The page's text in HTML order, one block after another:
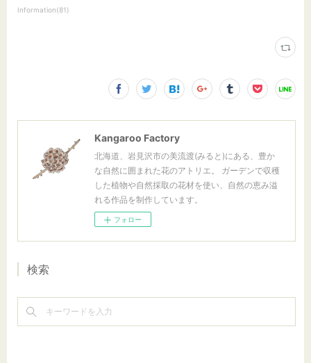
Information(81)
Kangaroo Factory
北海道、岩見沢市の美流渡(みると)にある、豊か
な自然に囲まれた花のアトリエ。 ガーデンで収穫
した植物や自然採取の花材を使い、自然の恵み溢
れる作品を制作しています。
フォロー
検索